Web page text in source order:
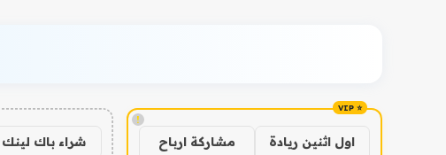
!
اول اثنين ريادة
مشاركة ارباح
شراء باك لينك